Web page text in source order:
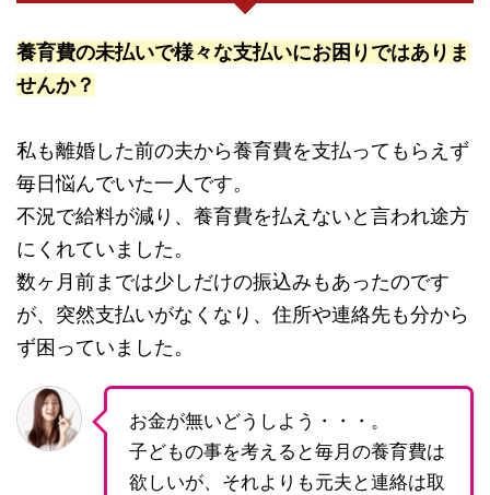
養育費の未払いで様々な支払いにお困りではありま
せんか？
私も離婚した前の夫から養育費を支払ってもらえず
毎日悩んでいた一人です。
不況で給料が減り、養育費を払えないと言われ途方
にくれていました。
数ヶ月前までは少しだけの振込みもあったのです
が、突然支払いがなくなり、住所や連絡先も分から
ず困っていました。
お金が無いどうしよう・・・。
子どもの事を考えると毎月の養育費は
欲しいが、それよりも元夫と連絡は取